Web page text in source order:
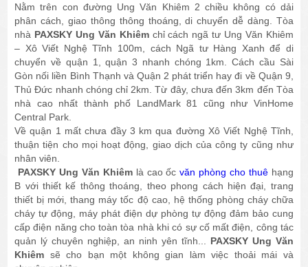
Nằm trên con đường Ung Văn Khiêm 2 chiều không có dải
phân cách, giao thông thông thoáng, di chuyển dễ dàng. Tòa
nhà PAXSKY Ung Văn Khiêmchỉ cách ngã tư Ung Văn Khiêm
– Xô Viết Nghệ Tĩnh 100m, cách Ngã tư Hàng Xanh để di
chuyển về quận 1, quận 3 nhanh chóng 1km. Cách cầu Sài
Gòn nối liền Bình Thạnh và Quận 2 phát triển hay đi về Quận 9,
Thủ Đức nhanh chóng chỉ 2km. Từ đây, chưa đến 3km đến Tòa
nhà cao nhất thành phố LandMark 81 cũng như VinHome
Central Park.
Về quận 1 mất chưa đầy 3 km qua đường Xô Viết Nghệ Tĩnh,
thuận tiện cho mọi hoạt động, giao dịch của công ty cũng như
nhân viên.
PAXSKY Ung Văn Khiêmlà cao ốcvăn phòng cho thuêhạng
B với thiết kế thông thoáng, theo phong cách hiện đại, trang
thiết bị mới, thang máy tốc độ cao, hệ thống phòng cháy chữa
cháy tự động, máy phát điện dự phòng tự động đảm bảo cung
cấp điện năng cho toàn tòa nhà khi có sự cố mất điện, công tác
quản lý chuyên nghiệp, an ninh yên tĩnh... PAXSKY Ung Văn
Khiêm sẽ cho bạn một không gian làm việc thoải mái và